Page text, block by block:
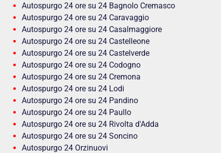
Autospurgo 24 ore su 24 Bagnolo Cremasco
Autospurgo 24 ore su 24 Caravaggio
Autospurgo 24 ore su 24 Casalmaggiore
Autospurgo 24 ore su 24 Castelleone
Autospurgo 24 ore su 24 Castelverde
Autospurgo 24 ore su 24 Codogno
Autospurgo 24 ore su 24 Cremona
Autospurgo 24 ore su 24 Lodi
Autospurgo 24 ore su 24 Pandino
Autospurgo 24 ore su 24 Paullo
Autospurgo 24 ore su 24 Rivolta d'Adda
Autospurgo 24 ore su 24 Soncino
Autospurgo 24 Orzinuovi